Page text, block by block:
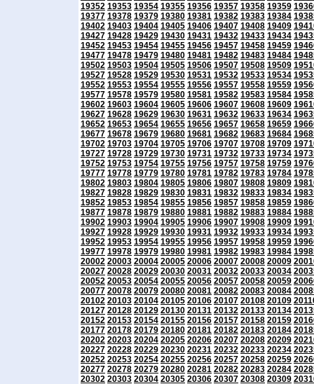
19352 19353 19354 19355 19356 19357 19358 19359
19377 19378 19379 19380 19381 19382 19383 19384
19402 19403 19404 19405 19406 19407 19408 19409
19427 19428 19429 19430 19431 19432 19433 19434
19452 19453 19454 19455 19456 19457 19458 19459
19477 19478 19479 19480 19481 19482 19483 19484
19502 19503 19504 19505 19506 19507 19508 19509
19527 19528 19529 19530 19531 19532 19533 19534
19552 19553 19554 19555 19556 19557 19558 19559
19577 19578 19579 19580 19581 19582 19583 19584
19602 19603 19604 19605 19606 19607 19608 19609
19627 19628 19629 19630 19631 19632 19633 19634
19652 19653 19654 19655 19656 19657 19658 19659
19677 19678 19679 19680 19681 19682 19683 19684
19702 19703 19704 19705 19706 19707 19708 19709
19727 19728 19729 19730 19731 19732 19733 19734
19752 19753 19754 19755 19756 19757 19758 19759
19777 19778 19779 19780 19781 19782 19783 19784
19802 19803 19804 19805 19806 19807 19808 19809
19827 19828 19829 19830 19831 19832 19833 19834
19852 19853 19854 19855 19856 19857 19858 19859
19877 19878 19879 19880 19881 19882 19883 19884
19902 19903 19904 19905 19906 19907 19908 19909
19927 19928 19929 19930 19931 19932 19933 19934
19952 19953 19954 19955 19956 19957 19958 19959
19977 19978 19979 19980 19981 19982 19983 19984
20002 20003 20004 20005 20006 20007 20008 20009
20027 20028 20029 20030 20031 20032 20033 20034
20052 20053 20054 20055 20056 20057 20058 20059
20077 20078 20079 20080 20081 20082 20083 20084
20102 20103 20104 20105 20106 20107 20108 20109
20127 20128 20129 20130 20131 20132 20133 20134
20152 20153 20154 20155 20156 20157 20158 20159
20177 20178 20179 20180 20181 20182 20183 20184
20202 20203 20204 20205 20206 20207 20208 20209
20227 20228 20229 20230 20231 20232 20233 20234
20252 20253 20254 20255 20256 20257 20258 20259
20277 20278 20279 20280 20281 20282 20283 20284
20302 20303 20304 20305 20306 20307 20308 20309